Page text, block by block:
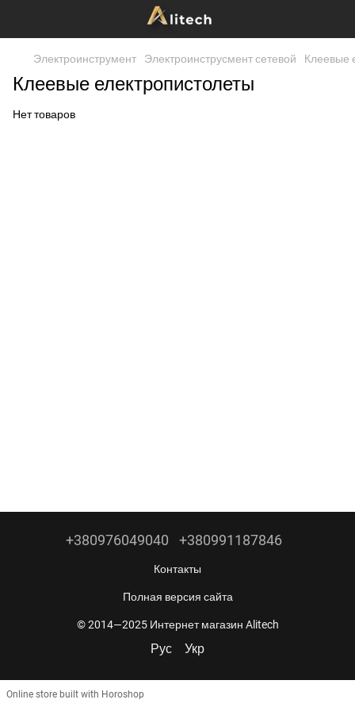
Электроинструмент Электроинструсмент сетевой Клеевые
Клеевые електропистолеты
Нет товаров
+380976049040 +380991187846
Контакты
Полная версия сайта
© 2014—2025 Интернет магазин Alitech
Рус Укр
Online store built with Horoshop